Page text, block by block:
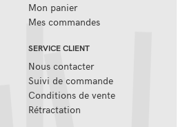
Mon panier
Mes commandes
SERVICE CLIENT
Nous contacter
Suivi de commande
Conditions de vente
Rétractation